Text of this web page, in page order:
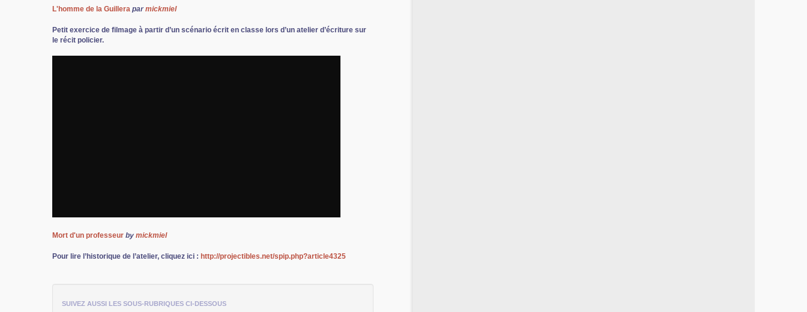
L'homme de la Guillera par mickmiel
Petit exercice de filmage à partir d’un scénario écrit en classe lors d’un atelier d’écriture sur
le récit policier.
Mort d'un professeur by mickmiel
Pour lire l’historique de l’atelier, cliquez ici : http://projectibles.net/spip.php?article4325
SUIVEZ AUSSI LES SOUS-RUBRIQUES CI-DESSOUS